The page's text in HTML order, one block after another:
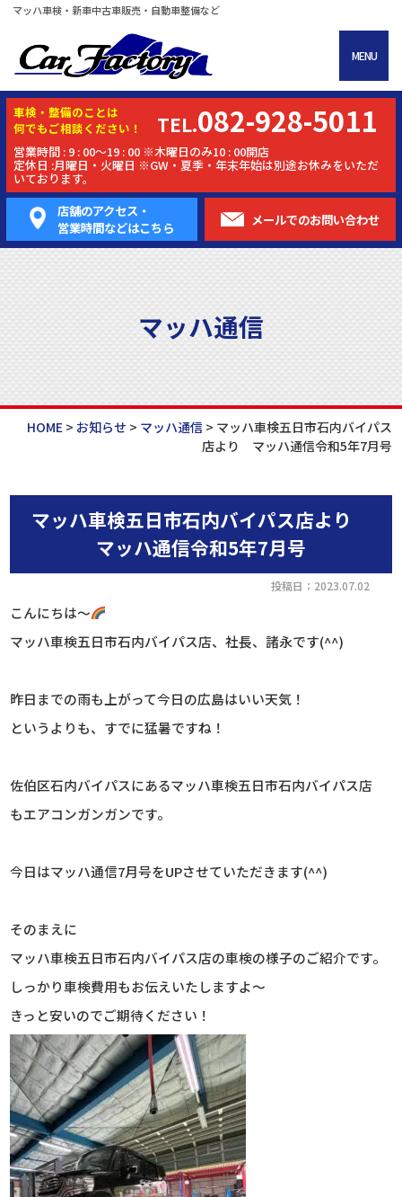
マッハ車検・新車中古車販売・自動車整備など
MENU
車検・ 整備のことは
何でもご相談ください！
TEL.082-928-5011
営業時間 : 9 : 00～19 : 00 ※木曜日のみ10 : 00開店
定休日 :月曜日・火曜日 ※GW・夏季・年末年始は別途お休みをいただ
いております。
店舗のアクセス・
営業時間などはこちら
メールでのお問い合わせ
マッハ通信
HOME> お知らせ > マッハ通信 > マッハ車検五日市石内バイパス
店より マッハ通信令和5年7月号
マッハ車検五日市石内バイパス店より
マッハ通信令和5年7月号
投稿日：2023.07.02
こんにちは～
マッハ車検五日市石内バイパス店、社長、諸永です(^^)
昨日までの雨も上がって今日の広島はいい天気！
というよりも、すでに猛暑ですね！
佐伯区石内バイパスにあるマッハ車検五日市石内バイパス店
もエアコンガンガンです。
今日はマッハ通信7月号をUPさせていただきます(^^)
そのまえに
マッハ車検五日市石内バイパス店の車検の様子のご紹介です。
しっかり車検費用もお伝えいたしますよ～
きっと安いのでご期待ください！